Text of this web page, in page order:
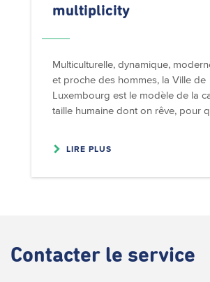
multiplicity
Multiculturelle, dynamique,
et proche des hommes, la Ville de
Luxembourg est le modèle de la
taille humaine dont on rêve, pour
LIRE PLUS
Contacter le service